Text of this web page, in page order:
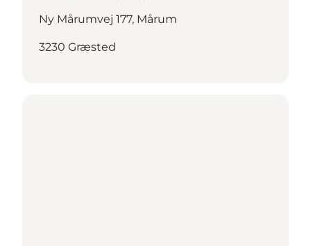
Ny Mårumvej 177, Mårum
3230 Græsted